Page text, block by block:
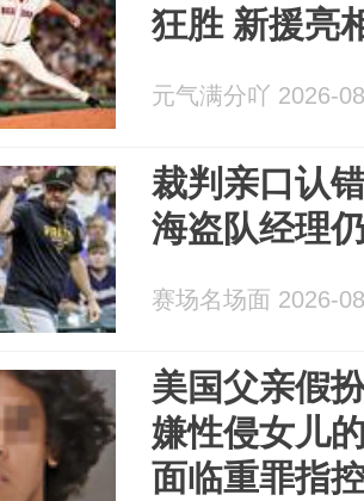
狂胜 新援亮
元气满分吖 2026-
裁判亲口认
海盗队经理
赛场名场面 2026-
美国父亲假
嫌性侵女儿
面临重罪指